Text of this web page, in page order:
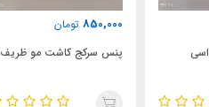
850,000 تومان
پنس سرکج کاشت مو ظریف